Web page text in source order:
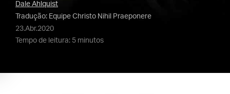
Dale Ahlquist
Tradução: Equipe Christo Nihil Praeponere
23.Abr.2020
Tempo de leitura: 5 minutos